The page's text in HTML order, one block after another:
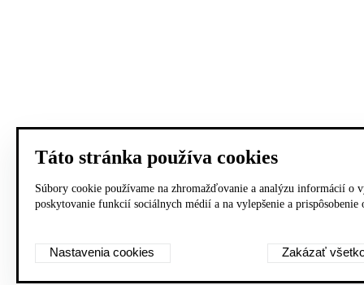
Táto stránka používa cookies
Súbory cookie používame na zhromažďovanie a analýzu informácií o
poskytovanie funkcií sociálnych médií a na vylepšenie a prispôsobenie
Nastavenia cookies Zakázať